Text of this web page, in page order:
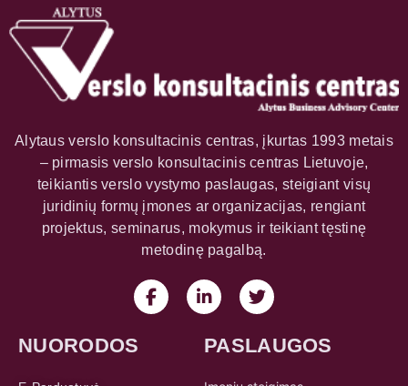
Alytaus verslo konsultacinis centras, įkurtas 1993 metais
– pirmasis verslo konsultacinis centras Lietuvoje,
teikiantis verslo vystymo paslaugas, steigiant visų
juridinių formų įmones ar organizacijas, rengiant
projektus, seminarus, mokymus ir teikiant tęstinę
metodinę pagalbą.
NUORODOS PASLAUGOS